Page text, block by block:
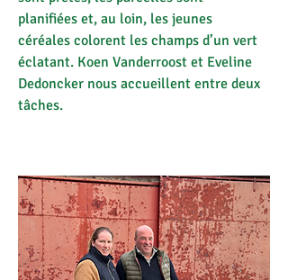
planifiées et, au loin, les jeunes
céréales colorent les champs d’un vert
éclatant. Koen Vanderroost et Eveline
Dedoncker nous accueillent entre deux
tâches.